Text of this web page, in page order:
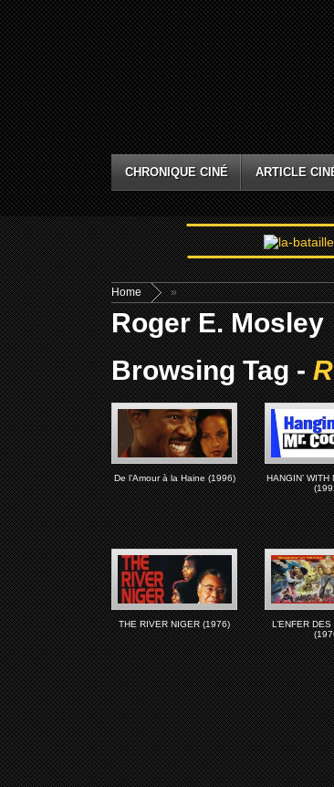
CHRONIQUE CINÉ ARTICLE
Home »
Roger E. Mosley
Browsing Tag -
De l’Amour à la Haine (1996)
HANGIN’ WITH
THE RIVER NIGER (1976)
L’ENFER